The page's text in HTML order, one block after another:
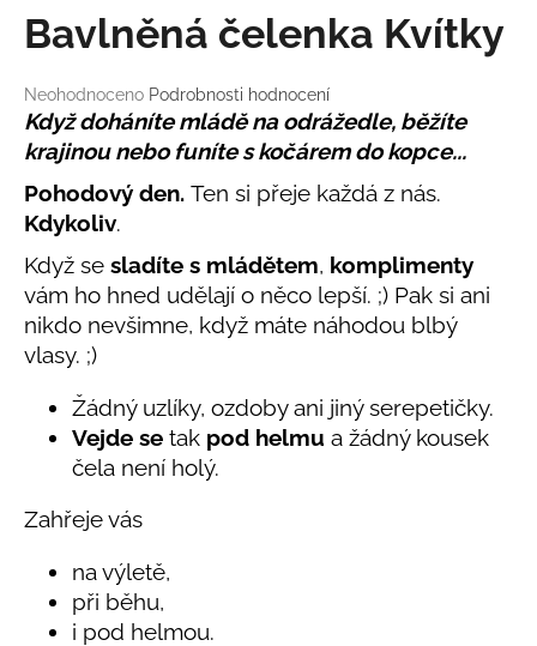
Průměrné
hodnocení
produktu
je
0,0
z
5
hvězdiček.
Neohodnoceno Podrobnosti hodnocení
Bavlněná čelenka Kvítky
Když doháníte mládě na odrážedle, běžíte
krajinou nebo funíte s kočárem do kopce...
Pohodový den. Ten si přeje každá z nás.
Kdykoliv.
Když se sladíte s mládětem, komplimenty
vám ho hned udělají o něco lepší. ;) Pak si ani
nikdo nevšimne, když máte náhodou blbý
vlasy. ;)
Žádný uzlíky, ozdoby ani jiný serepetičky.
Vejde se tak pod helmu a žádný kousek
čela není holý.
Zahřeje vás
na výletě,
při běhu,
i pod helmou.
D
o
o
r
u
u
j
e
m
e
RYCHLESCHNOUCÍ
KALHOTY
TYRKYSOVÉ
KORÁLKY
Kč